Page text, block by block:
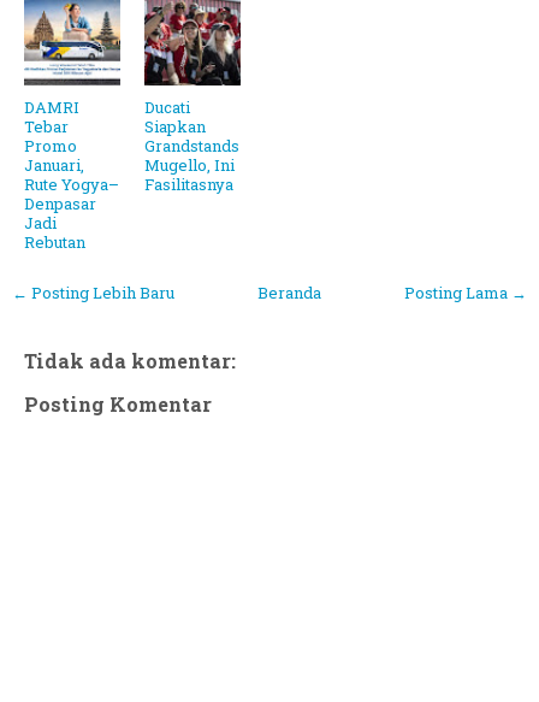
DAMRI
Tebar
Promo
Januari,
Rute Yogya–
Denpasar
Jadi
Rebutan
Ducati
Siapkan
Grandstands
Mugello, Ini
Fasilitasnya
← Posting Lebih Baru Posting Lama →
Beranda
Tidak ada komentar:
Posting Komentar